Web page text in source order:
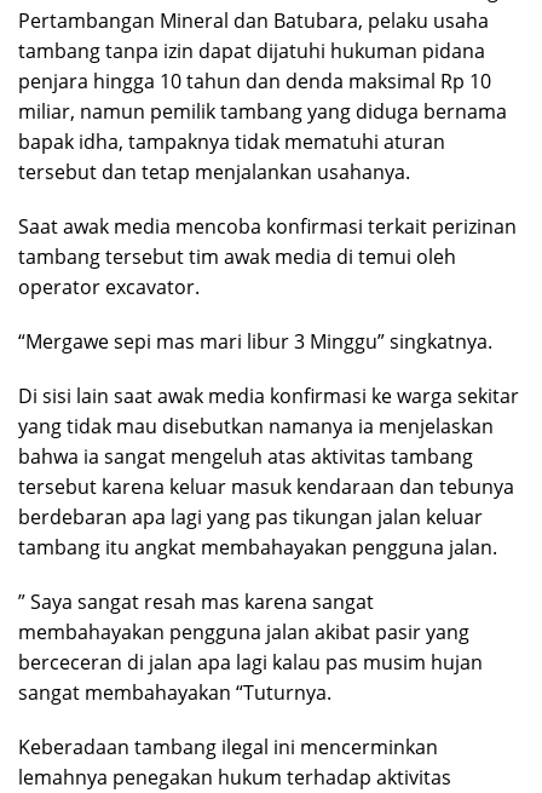
Pertambangan Mineral dan Batubara, pelaku usaha
tambang tanpa izin dapat dijatuhi hukuman pidana
penjara hingga 10 tahun dan denda maksimal Rp 10
miliar, namun pemilik tambang yang diduga bernama
bapak idha, tampaknya tidak mematuhi aturan
tersebut dan tetap menjalankan usahanya.
Saat awak media mencoba konfirmasi terkait perizinan
tambang tersebut tim awak media di temui oleh
operator excavator.
“Mergawe sepi mas mari libur 3 Minggu” singkatnya.
Di sisi lain saat awak media konfirmasi ke warga sekitar
yang tidak mau disebutkan namanya ia menjelaskan
bahwa ia sangat mengeluh atas aktivitas tambang
tersebut karena keluar masuk kendaraan dan tebunya
berdebaran apa lagi yang pas tikungan jalan keluar
tambang itu angkat membahayakan pengguna jalan.
” Saya sangat resah mas karena sangat
membahayakan pengguna jalan akibat pasir yang
berceceran di jalan apa lagi kalau pas musim hujan
sangat membahayakan “Tuturnya.
Keberadaan tambang ilegal ini mencerminkan
lemahnya penegakan hukum terhadap aktivitas